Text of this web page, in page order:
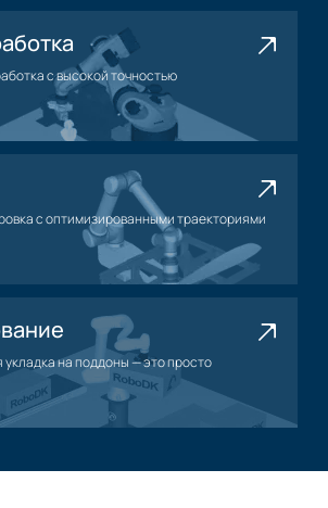
с высокой точностью
обработки
с оптимизированными траекториями
на поддоны — это просто